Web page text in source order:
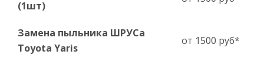
(1шт)
Замена пыльника ШРУСа
Toyota Yaris
от 1500 руб*